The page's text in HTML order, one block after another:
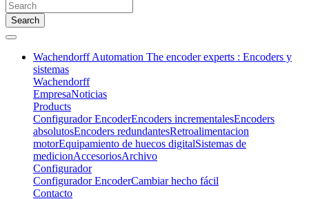
Search
Wachendorff Automation The encoder experts : Encoders y
sistemas
Wachendorff
EmpresaNoticias
Products
Configurador EncoderEncoders incrementalesEncoders
absolutosEncoders redundantesRetroalimentacion
motorEquipamiento de huecos digitalSistemas de
medicionAccesoriosArchivo
Configurador
Configurador EncoderCambiar hecho fácil
Contacto